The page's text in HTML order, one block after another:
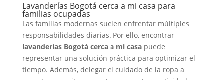
Lavanderías Bogotá cerca a mi casa para
familias ocupadas
Las familias modernas suelen enfrentar múltiples
responsabilidades diarias. Por ello, encontrar
lavanderías Bogotá cerca a mi casapuede
representar una solución práctica para optimizar el
tiempo. Además, delegar el cuidado de la ropa a